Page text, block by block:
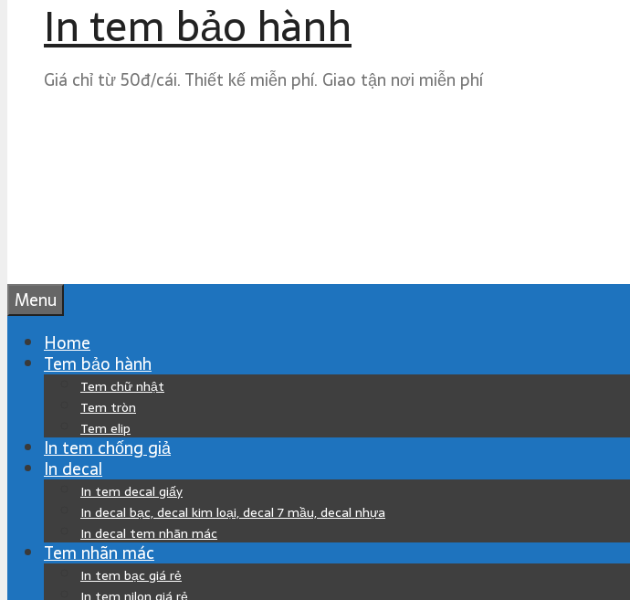
In tem bảo hành
Giá chỉ từ 50đ/cái. Thiết kế miễn phí. Giao tận nơi miễn phí
Menu
Home
Tem bảo hành
Tem chữ nhật
Tem tròn
Tem elip
In tem chống giả
In decal
In tem decal giấy
In decal bạc, decal kim loại, decal 7 mầu, decal nhựa
In decal tem nhãn mác
Tem nhãn mác
In tem bạc giá rẻ